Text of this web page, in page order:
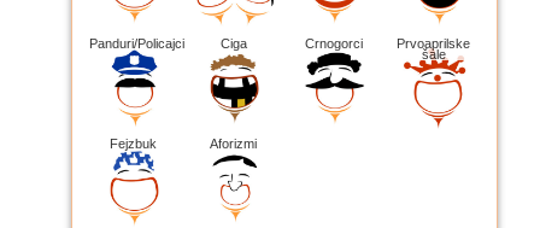
Panduri/Policajci Ciga Crnogorci Prvoaprilske
šale
Fejzbuk Aforizmi